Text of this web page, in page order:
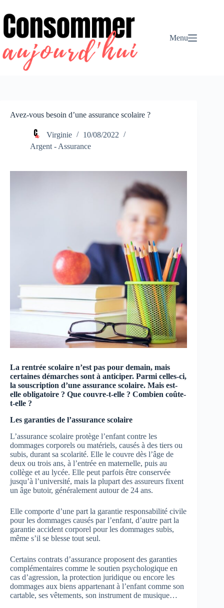
au
contenu
Menu
Avez-vous besoin d’une assurance scolaire ?
Virginie
10/08/2022
Argent - Assurance
La rentrée scolaire n’est pas pour demain, mais
certaines démarches sont à anticiper. Parmi celles-ci,
la souscription d’une assurance scolaire. Mais est-
elle obligatoire ? Que couvre-t-elle ? Combien coûte-
t-elle ?
Les garanties de l’assurance scolaire
L’assurance scolaire protège l’enfant contre les
dommages corporels ou matériels, causés à des tiers ou
subis, durant sa scolarité. Elle le couvre dès l’âge de
deux ou trois ans, à l’entrée en maternelle, puis au
collège et au lycée. Elle peut parfois être conservée
jusqu’à l’université, mais la plupart des assureurs fixent
un âge butoir, généralement autour de 24 ans.
Elle comporte d’une part la garantie responsabilité civile
pour les dommages causés par l’enfant, d’autre part la
garantie accident corporel pour les dommages subis,
même s’il se blesse tout seul.
Certains contrats d’assurance proposent des garanties
complémentaires comme le soutien psychologique en
cas d’agression, la protection juridique ou encore les
dommages aux biens appartenant à l’enfant comme son
cartable, ses vêtements, son instrument de musique…